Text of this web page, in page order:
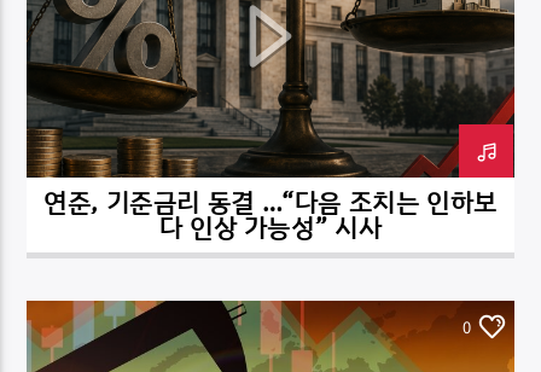
연준, 기준금리 동결 …“다음 조치는 인하보
다 인상 가능성” 시사
0